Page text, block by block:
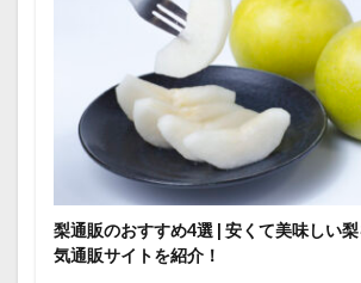
梨通販のおすすめ4選 | 安くて美味しい
気通販サイトを紹介！